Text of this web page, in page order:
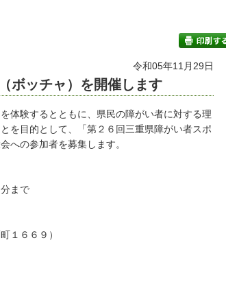
印刷する
令和05年11月29日
ボッチャ）を開催します
体験するとともに、県民の障がい者に対する理
を目的として、「第２６回三重県障がい者スポ
への参加者を募集します。
まで
６６９）